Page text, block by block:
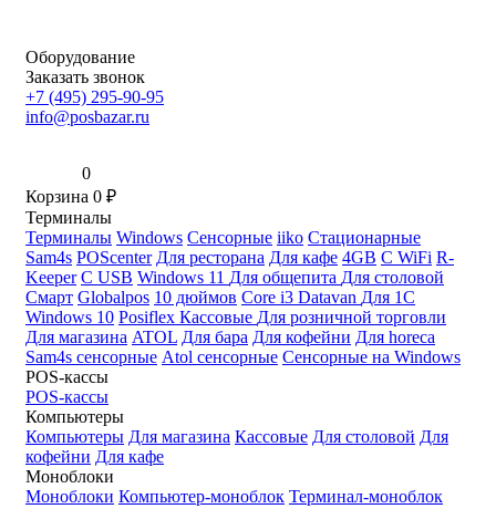
Оборудование
Заказать звонок
+7 (495) 295-90-95
info@posbazar.ru
0
Корзина 0 ₽
Терминалы
Терминалы Windows Сенсорные iiko Стационарные
Sam4s POScenter Для ресторана Для кафе 4GB С WiFi R-
Keeper С USB Windows 11 Для общепита Для столовой
Смарт Globalpos 10 дюймов Core i3 Datavan Для 1С
Windows 10 Posiflex Кассовые Для розничной торговли
Для магазина ATOL Для бара Для кофейни Для horeca
Sam4s сенсорные Atol сенсорные Сенсорные на Windows
POS-кассы
POS-кассы
Компьютеры
Компьютеры Для магазина Кассовые Для столовой Для
кофейни Для кафе
Моноблоки
Моноблоки Компьютер-моноблок Терминал-моноблок